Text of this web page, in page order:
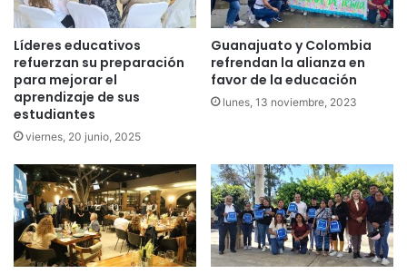
Líderes educativos
refuerzan su preparación
para mejorar el
aprendizaje de sus
estudiantes
viernes, 20 junio, 2025
Guanajuato y Colombia
refrendan la alianza en
favor de la educación
lunes, 13 noviembre, 2023